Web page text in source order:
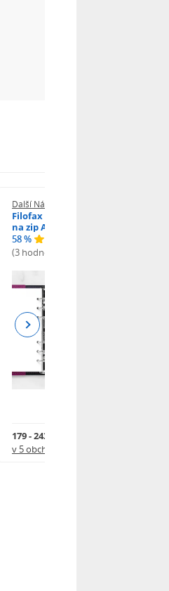
Další Náplně do diářů
Filofax Průhledná obálka
na zip A6
58 %
(3 hodnocení)
179 - 243 Kč
v 5 obchodech
Next